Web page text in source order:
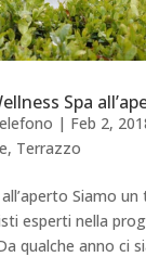
Spa
| Feb 2,
, Terrazzo
Siamo un
esperti nella
qualche anno ci